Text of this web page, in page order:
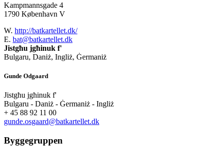
Kampmannsgade 4
1790 København V
W. http://batkartellet.dk/
E. bat@batkartellet.dk
Jistgħu jgħinuk f'
Bulgaru, Daniż, Ingliż, Ġermaniż
Gunde Odgaard
Jistgħu jgħinuk f'
Bulgaru - Daniż - Ġermaniż - Ingliż
+ 45 88 92 11 00
gunde.osgaard@batkartellet.dk
Byggegruppen